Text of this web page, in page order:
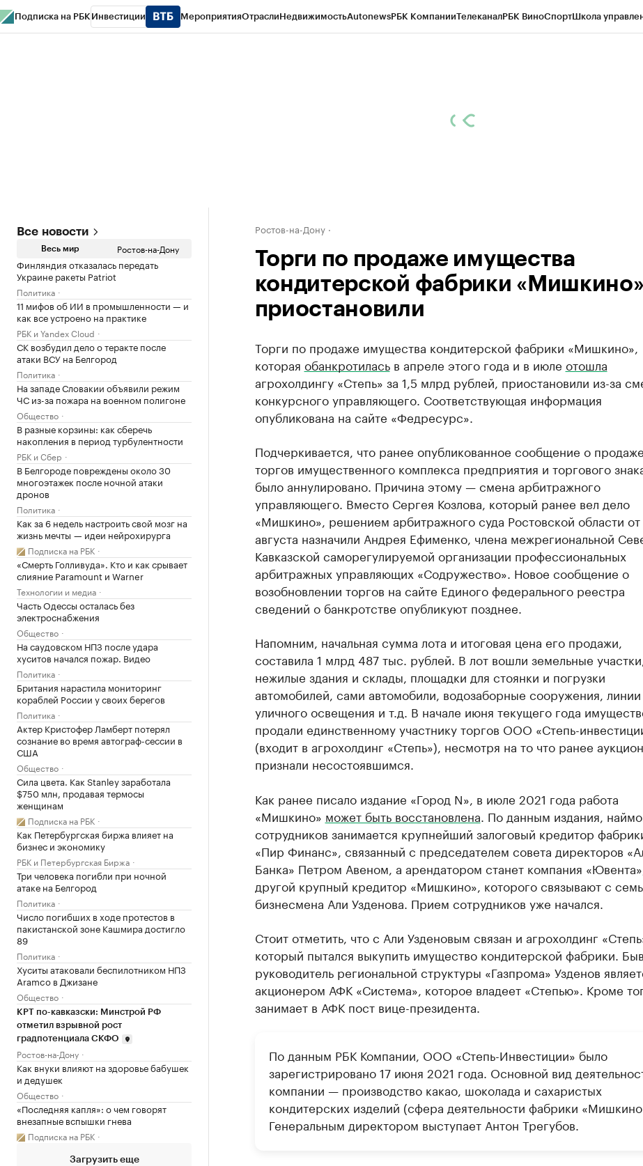
Подписка на РБК Инвестиции МероприятияОтраслиНедвижимостьAutonewsРБК КомпанииТелеканалРБК ВиноСпортШкола
Все новости
Весь мир Ростов-на-Дону
Финляндия отказалась передать
Украине ракеты Patriot
Политика
11 мифов об ИИ в промышленности — и
как все устроено на практике
РБК и Yandex Cloud
СК возбудил дело о теракте после
атаки ВСУ на Белгород
Политика
На западе Словакии объявили режим
ЧС из-за пожара на военном полигоне
Общество
В разные корзины: как сберечь
накопления в период турбулентности
РБК и Сбер
В Белгороде повреждены около 30
многоэтажек после ночной атаки
дронов
Политика
Как за 6 недель настроить свой мозг на
жизнь мечты — идеи нейрохирурга
Подписка на РБК
«Смерть Голливуда». Кто и как срывает
слияние Paramount и Warner
Технологии и медиа
Часть Одессы осталась без
электроснабжения
Общество
На саудовском НПЗ после удара
хуситов начался пожар. Видео
Политика
Британия нарастила мониторинг
кораблей России у своих берегов
Политика
Актер Кристофер Ламберт потерял
сознание во время автограф-сессии в
США
Общество
Сила цвета. Как Stanley заработала
$750 млн, продавая термосы
женщинам
Подписка на РБК
Как Петербургская биржа влияет на
бизнес и экономику
РБК и Петербургская Биржа
Три человека погибли при ночной
атаке на Белгород
Политика
Число погибших в ходе протестов в
пакистанской зоне Кашмира достигло
89
Политика
Хуситы атаковали беспилотником НПЗ
Aramco в Джизане
Общество
КРТ по-кавказски: Минстрой РФ
отметил взрывной рост
градпотенциала СКФО
Ростов-на-Дону
Как внуки влияют на здоровье бабушек
и дедушек
Общество
«Последняя капля»: о чем говорят
внезапные вспышки гнева
Подписка на РБК
Загрузить еще
Ростов-на-Дону
Торги по продаже имущества
кондитерской фабрики «Мишкино»
приостановили
Торги по продаже имущества кондитерской фабрики «Мишкино»,
которая обанкротиласьв апреле этого года и в июле отошла
агрохолдингу «Степь» за 1,5 млрд рублей, приостановили из-за
конкурсного управляющего. Соответствующая информация
опубликована на сайте «Федресурс».
Подчеркивается, что ранее опубликованное сообщение о
торгов имущественного комплекса предприятия и торгового
было аннулировано. Причина этому — смена арбитражного
управляющего. Вместо Сергея Козлова, который ранее вел дело
«Мишкино», решением арбитражного суда Ростовской области
августа назначили Андрея Ефименко, члена межрегиональной
Кавказской саморегулируемой организации профессиональных
арбитражных управляющих «Содружество». Новое сообщение о
возобновлении торгов на сайте Единого федерального реестра
сведений о банкротстве опубликуют позднее.
Напомним, начальная сумма лота и итоговая цена его продажи,
составила 1 млрд 487 тыс. рублей. В лот вошли земельные участки,
нежилые здания и склады, площадки для стоянки и погрузки
автомобилей, сами автомобили, водозаборные сооружения, линии
уличного освещения и т.д. В начале июня текущего года
продали единственному участнику торгов ООО «Степь-
(входит в агрохолдинг «Степь»), несмотря на то что ранее аукцион
признали несостоявшимся.
Как ранее писало издание «Город N», в июле 2021 года работа
«Мишкино» может быть восстановлена . По данным издания,
сотрудников занимается крупнейший залоговый кредитор
«Пир Финанс», связанный с председателем совета директоров
Банка» Петром Авеном, а арендатором станет компания «Ювента»,
другой крупный кредитор «Мишкино», которого связывают с
бизнесмена Али Узденова. Прием сотрудников уже начался.
Стоит отметить, что с Али Узденовым связан и агрохолдинг
который пытался выкупить имущество кондитерской фабрики.
руководитель региональной структуры «Газпрома» Узденов
акционером АФК «Система», которое владеет «Степью». Кроме
занимает в АФК пост вице-президента.
По данным РБК Компании, ООО «Степь-Инвестиции» было
зарегистрировано 17 июня 2021 года. Основной вид
компании — производство какао, шоколада и сахаристых
кондитерских изделий (сфера деятельности фабрики
Генеральным директором выступает Антон Трегубов.